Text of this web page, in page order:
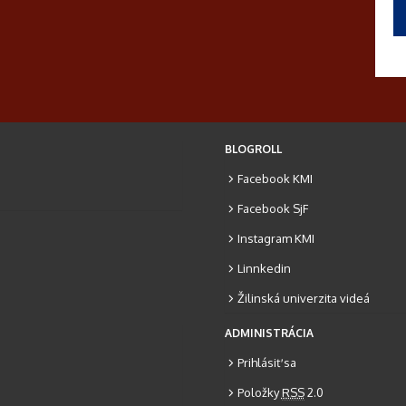
BLOGROLL
Facebook KMI
Facebook SjF
Instagram KMI
Linnkedin
Žilinská univerzita videá
ADMINISTRÁCIA
Prihlásiť sa
PoložkyRSS2.0